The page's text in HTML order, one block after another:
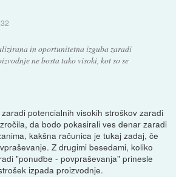
in oportunitetna izguba zaradi
ne bosta tako visoki, kot so se
potencialnih visokih stroškov zaradi
da bodo pokasirali ves denar zaradi
kakšna računica je tukaj zadaj, če
Z drugimi besedami, koliko
"ponudbe - povpraševanja" prinesle
izpada proizvodnje.